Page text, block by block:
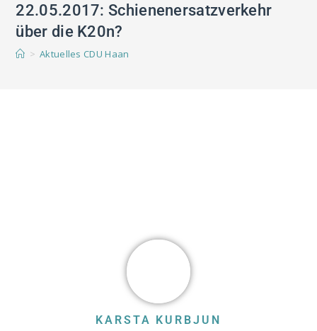
22.05.2017: Schienenersatzverkehr
über die K20n?
> Aktuelles CDU Haan
KARSTA KURBJUN